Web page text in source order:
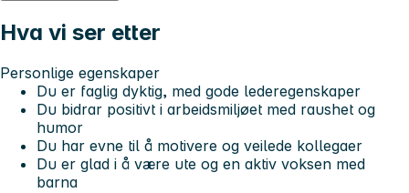
Hva vi ser etter
Personlige egenskaper
Du er faglig dyktig, med gode lederegenskaper
Du bidrar positivt i arbeidsmiljøet med raushet og
humor
Du har evne til å motivere og veilede kollegaer
Du er glad i å være ute og en aktiv voksen med
barna